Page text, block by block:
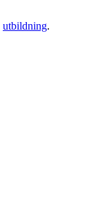
utbildning.